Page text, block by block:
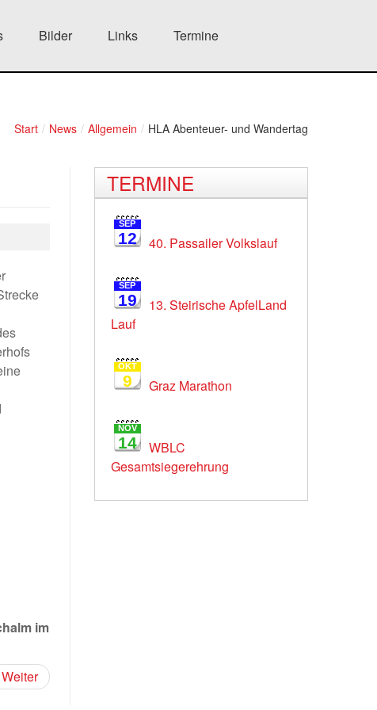
Bilder Links Termine
Start / News / Allgemein / HLA Abenteuer- und Wandertag
im
Weiter
TERMINE
SEP
12 40. Passailer Volkslauf
SEP
19
13. Steirische ApfelLand
Lauf
OKT
9 Graz Marathon
NOV
14
WBLC
Gesamtsiegerehrung